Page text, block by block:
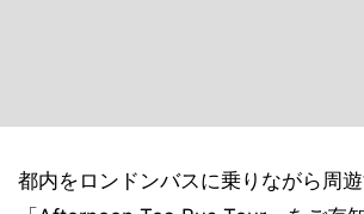
都内をロンドンバスに乗りながら周